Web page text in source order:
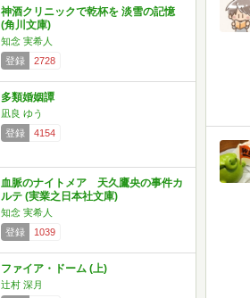
神酒クリニックで乾杯を 淡雪の記憶
(角川文庫)
知念 実希人
登録
2728
多類婚姻譚
凪良 ゆう
登録
4154
血脈のナイトメア 天久鷹央の事件カ
ルテ (実業之日本社文庫)
知念 実希人
登録
1039
ファイア・ドーム (上)
辻村 深月